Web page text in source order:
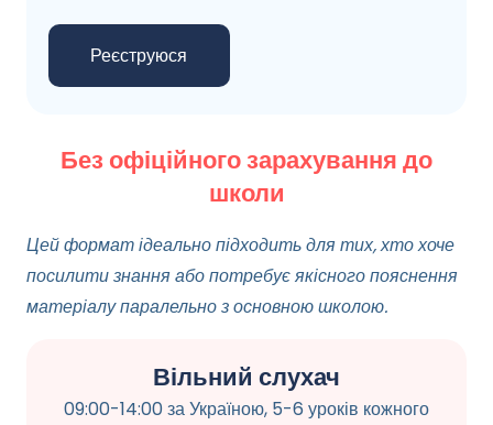
Реєструюся
Без офіційного зарахування до
школи
Цей формат ідеально підходить для тих, хто хоче
посилити знання або потребує якісного пояснення
матеріалу паралельно з основною школою.
Вільний слухач
09:00-14:00 за Україною, 5-6 уроків кожного